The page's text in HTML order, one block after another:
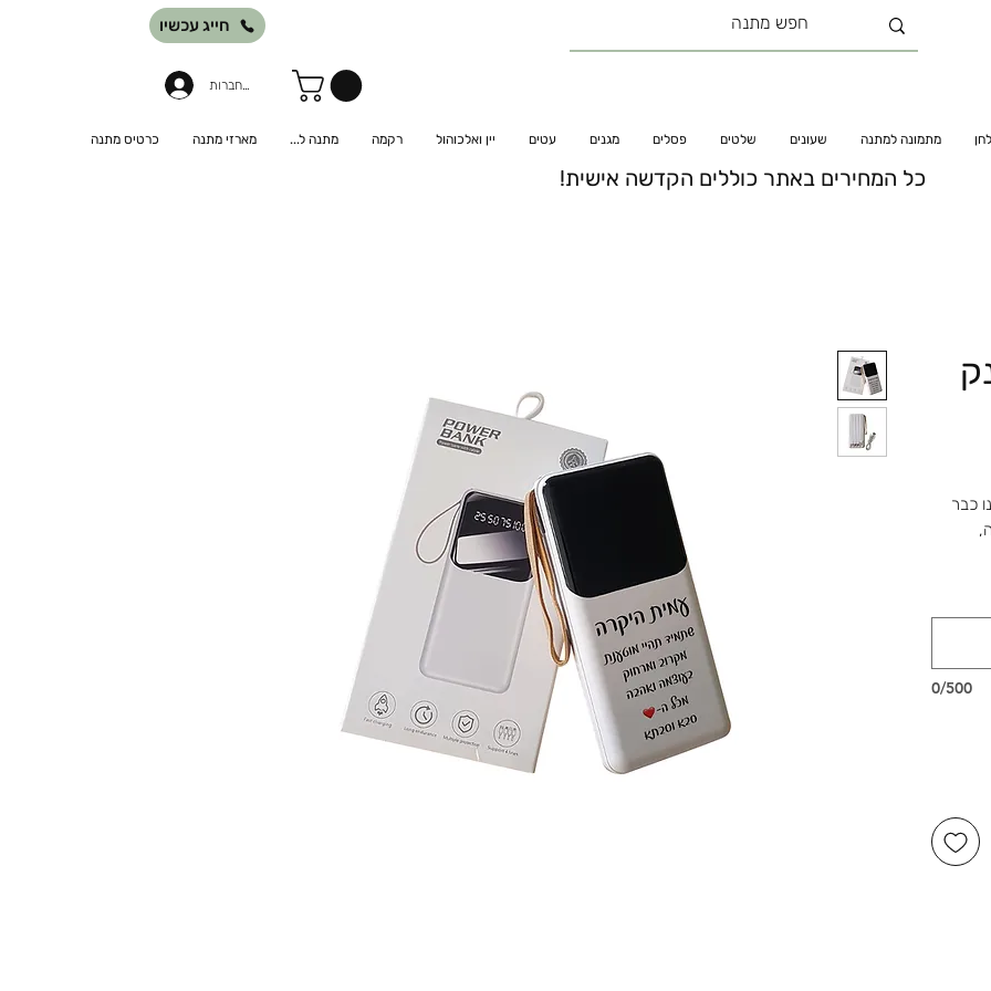
חייג עכשיו
להתחברות
מתמונה למתנה שעונים שלטים פסלים מגנים עטים יין ואלכוהול רקמה מתנה ל... מארזי מתנה כרטיס מתנה
כל המחירים באתר כוללים הקדשה אישית!
כבר
0/500